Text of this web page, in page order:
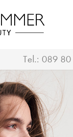
Tel.: 089